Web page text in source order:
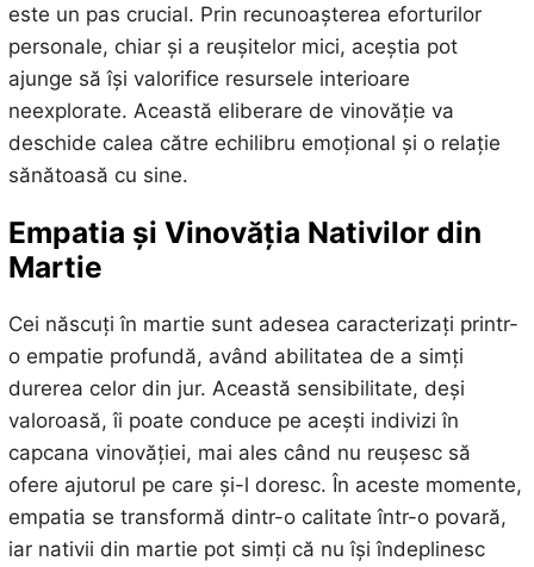
este un pas crucial. Prin recunoașterea eforturilor
personale, chiar și a reușitelor mici, aceștia pot
ajunge să își valorifice resursele interioare
neexplorate. Această eliberare de vinovăție va
deschide calea către echilibru emoțional și o relație
sănătoasă cu sine.
Empatia și Vinovăția Nativilor din
Martie
Cei născuți în martie sunt adesea caracterizați printr-
o empatie profundă, având abilitatea de a simți
durerea celor din jur. Această sensibilitate, deși
valoroasă, îi poate conduce pe acești indivizi în
capcana vinovăției, mai ales când nu reușesc să
ofere ajutorul pe care și-l doresc. În aceste momente,
empatia se transformă dintr-o calitate într-o povară,
iar nativii din martie pot simți că nu își îndeplinesc